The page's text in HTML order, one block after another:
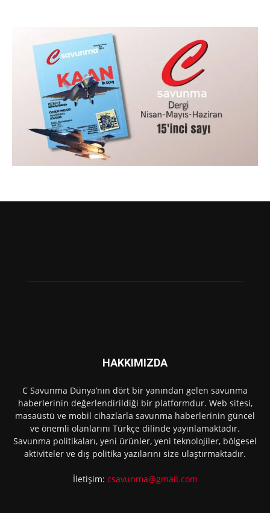
HAKKIMIZDA
C Savunma Dünya’nın dört bir yanından gelen savunma
haberlerinin değerlendirildiği bir platformdur. Web sitesi,
masaüstü ve mobil cihazlarla savunma haberlerinin güncel
ve önemli olanlarını Türkçe dilinde yayınlamaktadır.
Savunma politikaları, yeni ürünler, yeni teknolojiler, bölgesel
aktiviteler ve dış politika yazılarını size ulaştırmaktadır.
İletişim: csavunma@gmail.com